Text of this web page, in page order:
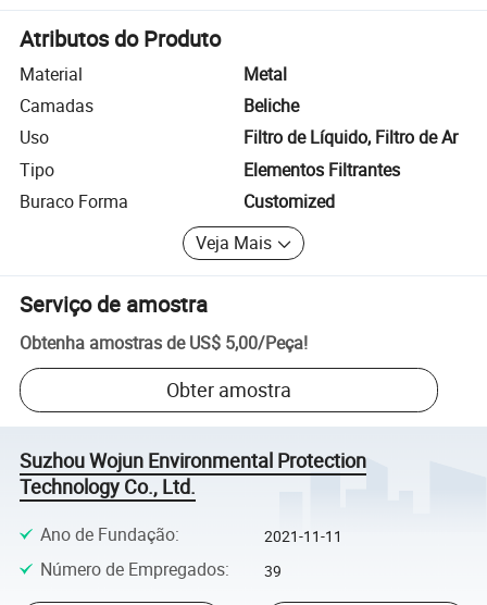
Atributos do Produto
Material
Metal
Camadas
Beliche
Uso
Filtro de Líquido, Filtro de Ar
Tipo
Elementos Filtrantes
Buraco Forma
Customized
Veja Mais
Serviço de amostra
Obtenha amostras de US$ 5,00/Peça!
Obter amostra
Suzhou Wojun Environmental Protection
Technology Co., Ltd.
Ano de Fundação: 2021-11-11
Número de Empregados: 39